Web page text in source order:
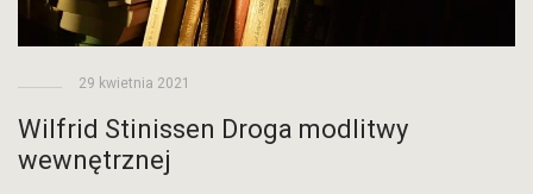
29 kwietnia 2021
Wilfrid Stinissen Droga modlitwy
wewnętrznej